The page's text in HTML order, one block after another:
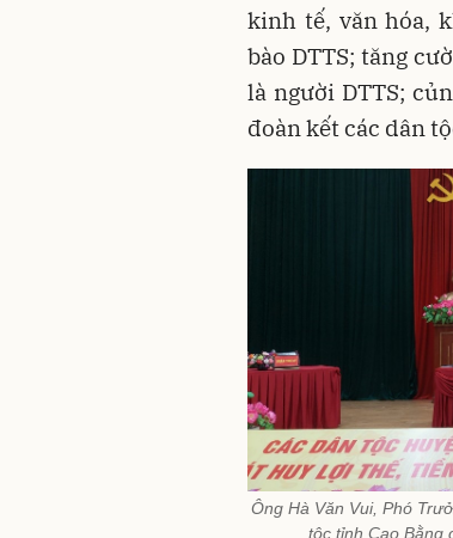
kinh tế, văn hóa,
bào DTTS; tăng
là người DTTS;
đoàn kết các dân
Ông Hà Văn Vui, Phó
tộc tỉnh Cao Bằng